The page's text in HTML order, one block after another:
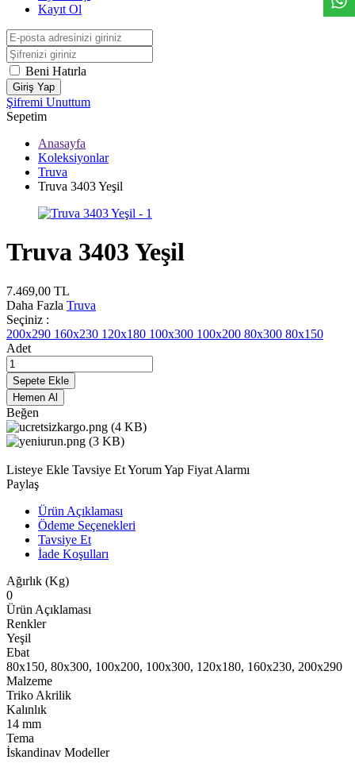
Kayıt Ol
Beni Hatırla
Giriş Yap
Şifremi Unuttum
Sepetim
Anasayfa
Koleksiyonlar
Truva
Truva 3403 Yeşil
Truva 3403 Yeşil
7.469,00 TL
Daha Fazla Truva
Seçiniz :
200x290 160x230 120x180 100x300 100x200 80x300 80x150
Adet
Sepete Ekle
Hemen Al
Beğen
Listeye Ekle Tavsiye EtYorum Yap Fiyat Alarmı
Paylaş
Ürün Açıklaması
Ödeme Seçenekleri
Tavsiye Et
İade Koşulları
Ağırlık (Kg)
0
Ürün Açıklaması
Renkler
Yeşil
Ebat
80x150, 80x300, 100x200, 100x300, 120x180, 160x230, 200x290
Malzeme
Triko Akrilik
Kalınlık
14 mm
Tema
İskandinav Modeller